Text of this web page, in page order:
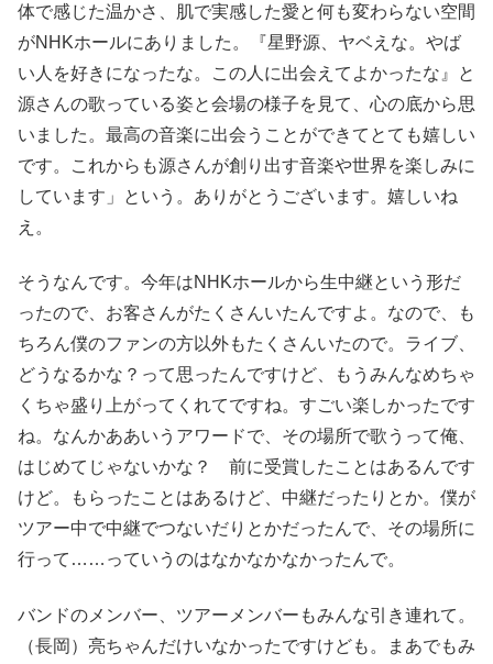
体で感じた温かさ、肌で実感した愛と何も変わらない空間
がNHKホールにありました。『星野源、ヤベえな。やば
い人を好きになったな。この人に出会えてよかったな』と
源さんの歌っている姿と会場の様子を見て、心の底から思
いました。最高の音楽に出会うことができてとても嬉しい
です。これからも源さんが創り出す音楽や世界を楽しみに
しています」という。ありがとうございます。嬉しいね
え。
そうなんです。今年はNHKホールから生中継という形だ
ったので、お客さんがたくさんいたんですよ。なので、も
ちろん僕のファンの方以外もたくさんいたので。ライブ、
どうなるかな？って思ったんですけど、もうみんなめちゃ
くちゃ盛り上がってくれてですね。すごい楽しかったです
ね。なんかああいうアワードで、その場所で歌うって俺、
はじめてじゃないかな？ 前に受賞したことはあるんです
けど。もらったことはあるけど、中継だったりとか。僕が
ツアー中で中継でつないだりとかだったんで、その場所に
行って……っていうのはなかなかなかったんで。
バンドのメンバー、ツアーメンバーもみんな引き連れて。
（長岡）亮ちゃんだけいなかったですけども。まあでもみ